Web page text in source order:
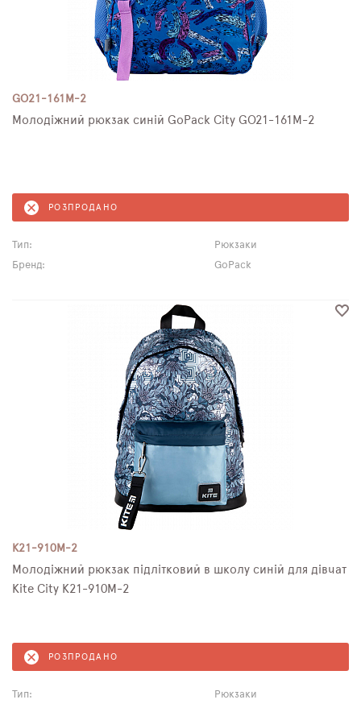
GO21-161M-2
Молодіжний рюкзак синій GoPack City GO21-161M-2
РОЗПРОДАНО
Тип:
Рюкзаки
Бренд:
GoPack
K21-910M-2
Молодіжний рюкзак підлітковий в школу синій для дівчат
Kite City K21-910M-2
РОЗПРОДАНО
Тип: Рюкзаки